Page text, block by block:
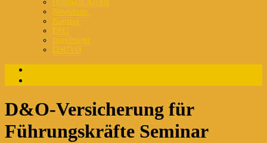
Highlight Archiv
Newsletter
Kontakt
FAQ
Impressum
DSGVO
D&O-Versicherung für
Führungskräfte Seminar